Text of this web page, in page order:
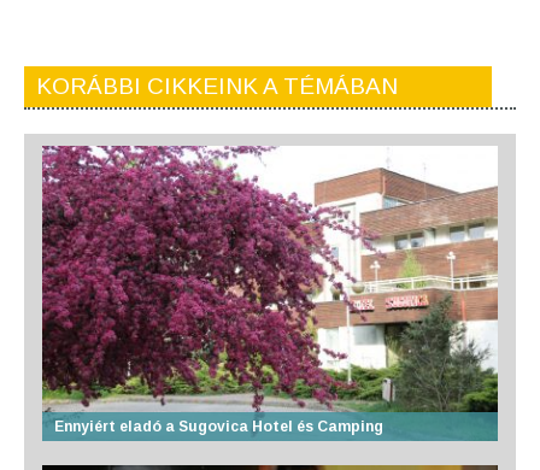
KORÁBBI CIKKEINK A TÉMÁBAN
Ennyiért eladó a Sugovica Hotel és Camping